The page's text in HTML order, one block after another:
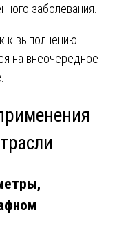
заболевания.
к выполнению
на внеочередное